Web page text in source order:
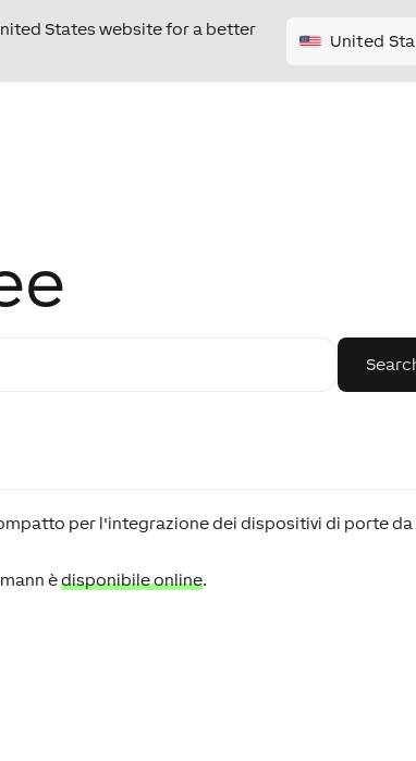
States website for a better
United
per l'integrazione dei dispositivi di porte da
èdisponibile online.